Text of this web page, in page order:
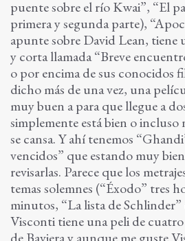
puente sobre el río Kwai”, “El
primera y segunda parte),
apunte sobre David Lean, tiene
y corta llamada “Breve
o por encima de sus conocidos
dicho más de una vez, una
muy buen a para que llegue a
simplemente está bien o incluso
se cansa. Y ahí tenemos
vencidos” que estando muy
revisarlas. Parece que los
temas solemnes (“Éxodo” tres
minutos, “La lista de
Visconti tiene una peli de